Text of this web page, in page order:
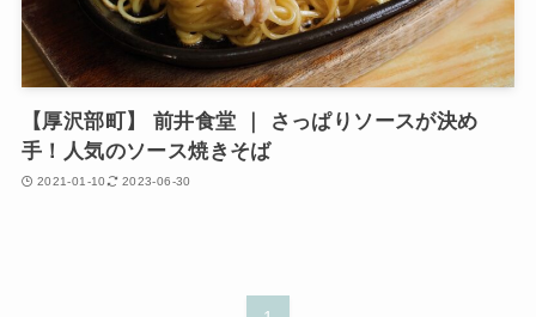
【厚沢部町】 前井食堂 ｜ さっぱりソースが決め
手！人気のソース焼きそば
2021-01-10 2023-06-30